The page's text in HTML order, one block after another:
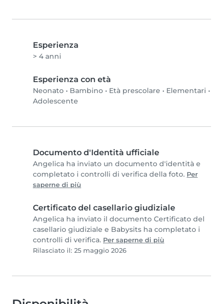
Esperienza
> 4 anni
Esperienza con età
Neonato • Bambino • Età prescolare • Elementari •
Adolescente
Documento d'Identità ufficiale
Angelica ha inviato un documento d'identità e
completato i controlli di verifica della foto. Per
saperne di più
Certificato del casellario giudiziale
Angelica ha inviato il documento Certificato del
casellario giudiziale e Babysits ha completato i
controlli di verifica. Per saperne di più
Rilasciato il: 25 maggio 2026